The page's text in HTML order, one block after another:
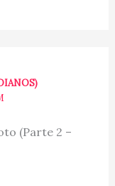
(Parte 2 –